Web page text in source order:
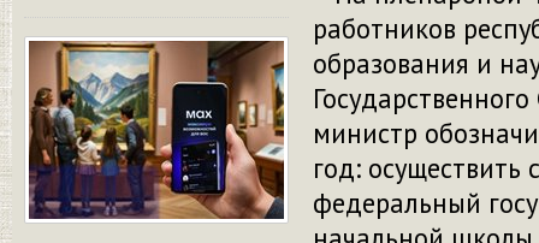
работников
образования и
министр
год: осуществить
федеральный